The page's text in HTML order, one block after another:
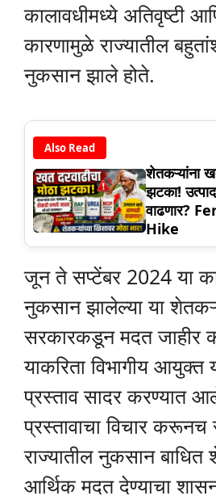
कालावधीमध्ये अतिवृष्टी
कारणामुळे राज्यातील
नुकसान झाले होते.
Also Read
शेतकऱ्यांना
झटका!
वाढणार?
Hike
जून ते सप्टेंबर 2024 या
नुकसान झालेल्या या
सरकारकडून मदत जाहीर
याकरिता विभागीय आयुक्त
प्रस्ताव सादर करण्यात
प्रस्तावाचा विचार करूनच
राज्यातील नुकसान बाधित
आर्थिक मदत देण्याचा शासन